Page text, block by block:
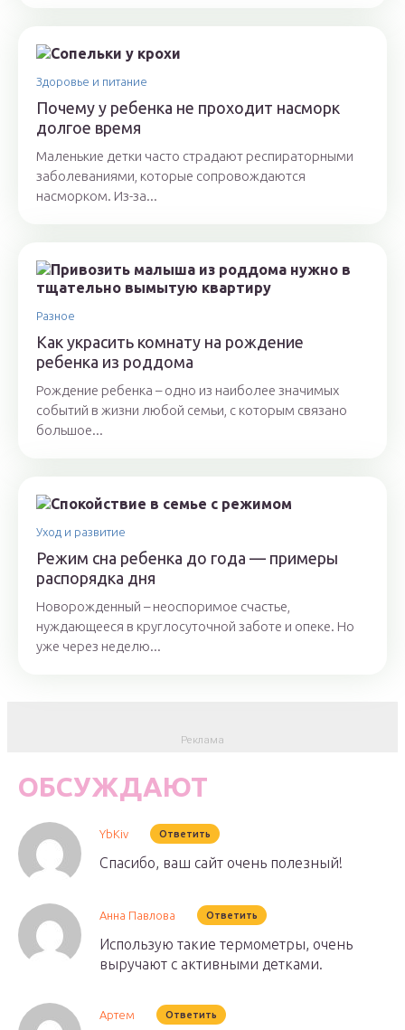
Здоровье и питание
Почему у ребенка не проходит насморк
долгое время
Маленькие детки часто страдают респираторными
заболеваниями, которые сопровождаются
насморком. Из-за...
Разное
Как украсить комнату на рождение
ребенка из роддома
Рождение ребенка – одно из наиболее значимых
событий в жизни любой семьи, с которым связано
большое...
Уход и развитие
Режим сна ребенка до года — примеры
распорядка дня
Новорожденный – неоспоримое счастье,
нуждающееся в круглосуточной заботе и опеке. Но
уже через неделю...
ОБСУЖДАЮТ
YbKiv Ответить
Спасибо, ваш сайт очень полезный!
Анна Павлова Ответить
Использую такие термометры, очень
выручают с активными детками.
Артем Ответить